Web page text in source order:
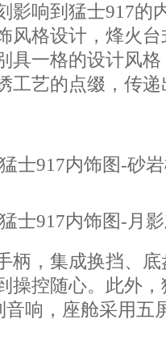
影响到猛士917的
风格设计，烽火
具一格的设计风
工艺的点缀，传
猛士917内饰图-砂
猛士917内饰图-月
柄，集成换挡、
操控随心。此外
音响，座舱采用五